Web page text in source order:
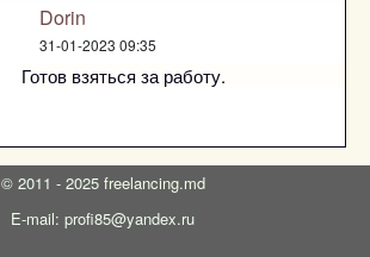
Dorin
31-01-2023 09:35
Готов взяться за работу.
© 2011 - 2025 freelancing.md
E-mail: profi85@yandex.ru